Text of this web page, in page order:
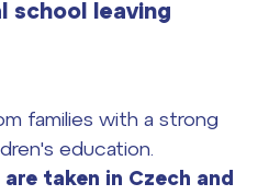
řízení
school leaving
families with a strong
education.
taken in Czech and